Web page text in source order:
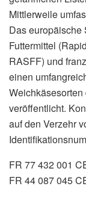
Mittlerweile
Das europäische
Futtermittel
RASFF) und
einen
veröffentlicht.
auf den Verzehr
FR 77 432 001
FR 44 087 045